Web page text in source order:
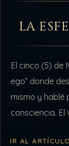
LA
El cinco (5) de
ego” donde
mismo y hablé
consciencia. El
IR AL ARTÍCULO